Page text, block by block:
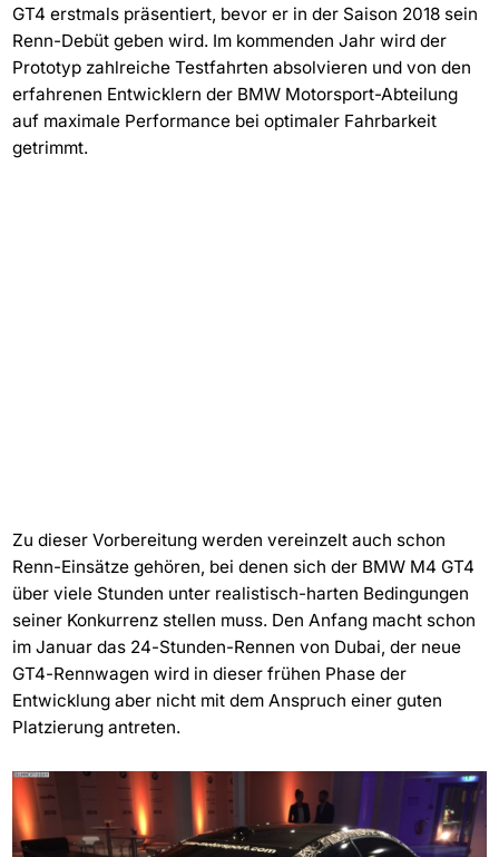
GT4 erstmals präsentiert, bevor er in der Saison 2018 sein
Renn-Debüt geben wird. Im kommenden Jahr wird der
Prototyp zahlreiche Testfahrten absolvieren und von den
erfahrenen Entwicklern der BMW Motorsport-Abteilung
auf maximale Performance bei optimaler Fahrbarkeit
getrimmt.
Zu dieser Vorbereitung werden vereinzelt auch schon
Renn-Einsätze gehören, bei denen sich der BMW M4 GT4
über viele Stunden unter realistisch-harten Bedingungen
seiner Konkurrenz stellen muss. Den Anfang macht schon
im Januar das 24-Stunden-Rennen von Dubai, der neue
GT4-Rennwagen wird in dieser frühen Phase der
Entwicklung aber nicht mit dem Anspruch einer guten
Platzierung antreten.